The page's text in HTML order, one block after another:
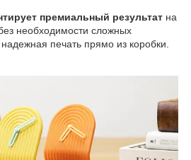
премиальный результат на
необходимости сложных
печать прямо из коробки.